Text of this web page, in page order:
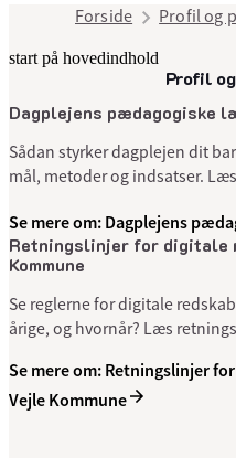
Forside Profil og
start på hovedindhold
Profil
Dagplejens pædagogiske
Sådan styrker dagplejen dit
mål, metoder og indsatser.
Se mere om: Dagplejens
Retningslinjer for digitale
Kommune
Se reglerne for digitale
årige, og hvornår? Læs
Se mere om: Retningslinjer
Vejle Kommune